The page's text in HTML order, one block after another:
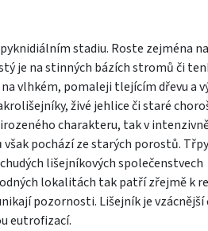
stadiu. Roste zejména
je na stinných bázích stromů či
vlhkém, pomaleji tlejícím dřevu a
živé jehlice či staré
charakteru, tak v
pochází ze starých porostů.
lišejníkových společenstvech
lokalitách tak patří zřejmě k
pozornosti. Lišejník je vzácnější
eutrofizací.